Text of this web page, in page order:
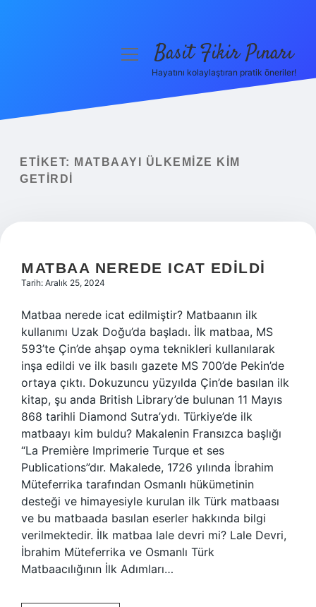
Yasal Uyarı
menüyüBasit Fikir Pınarı
Hayatını kolaylaştıran pratik öneriler!
ETIKET:
MATBAAYI ÜLKEMIZE KIM
GETIRDI
MATBAA NEREDE ICAT EDILDI
Tarih: Aralık 25, 2024
Matbaa nerede icat edilmiştir? Matbaanın ilk
kullanımı Uzak Doğu’da başladı. İlk matbaa, MS
593’te Çin’de ahşap oyma teknikleri kullanılarak
inşa edildi ve ilk basılı gazete MS 700’de Pekin’de
ortaya çıktı. Dokuzuncu yüzyılda Çin’de basılan ilk
kitap, şu anda British Library’de bulunan 11 Mayıs
868 tarihli Diamond Sutra’ydı. Türkiye’de ilk
matbaayı kim buldu? Makalenin Fransızca başlığı
“La Première Imprimerie Turque et ses
Publications”dır. Makalede, 1726 yılında İbrahim
Müteferrika tarafından Osmanlı hükümetinin
desteği ve himayesiyle kurulan ilk Türk matbaası
ve bu matbaada basılan eserler hakkında bilgi
verilmektedir. İlk matbaa lale devri mi? Lale Devri,
İbrahim Müteferrika ve Osmanlı Türk
Matbaacılığının İlk Adımları…